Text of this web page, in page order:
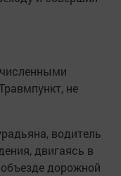
не
водитель
двигаясь в
дорожной